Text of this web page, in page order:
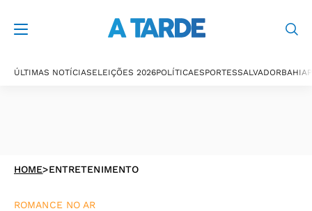
ÚLTIMAS NOTÍCIASELEIÇÕES 2026POLÍTICAESPORTESSALVADORBAHIA
HOME>ENTRETENIMENTO
ROMANCE NO AR